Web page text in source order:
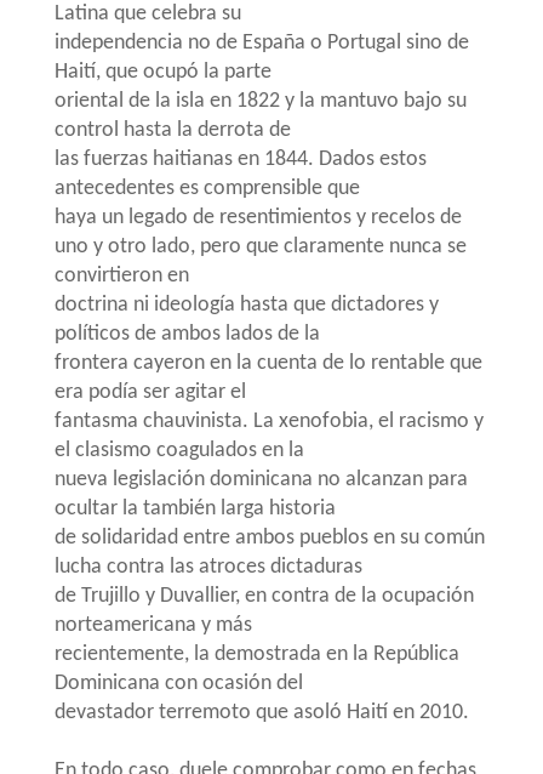
Latina que celebra su
independencia no de España o Portugal sino de
Haití, que ocupó la parte
oriental de la isla en 1822 y la mantuvo bajo su
control hasta la derrota de
las fuerzas haitianas en 1844. Dados estos
antecedentes es comprensible que
haya un legado de resentimientos y recelos de
uno y otro lado, pero que claramente nunca se
convirtieron en
doctrina ni ideología hasta que dictadores y
políticos de ambos lados de la
frontera cayeron en la cuenta de lo rentable que
era podía ser agitar el
fantasma chauvinista. La xenofobia, el racismo y
el clasismo coagulados en la
nueva legislación dominicana no alcanzan para
ocultar la también larga historia
de solidaridad entre ambos pueblos en su común
lucha contra las atroces dictaduras
de Trujillo y Duvallier, en contra de la ocupación
norteamericana y más
recientemente, la demostrada en la República
Dominicana con ocasión del
devastador terremoto que asoló Haití en 2010.